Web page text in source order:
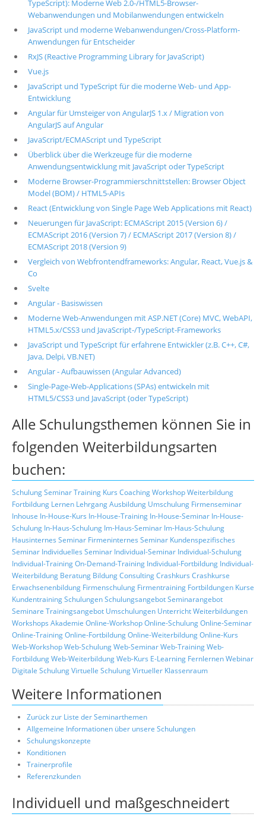
TypeScript): Moderne Web 2.0-/HTML5-Browser-
Webanwendungen und Mobilanwendungen entwickeln
JavaScript und moderne Webanwendungen/Cross-Platform-
Anwendungen für Entscheider
RxJS (Reactive Programming Library for JavaScript)
Vue.js
JavaScript und TypeScript für die moderne Web- und App-
Entwicklung
Angular für Umsteiger von AngularJS 1.x / Migration von
AngularJS auf Angular
JavaScript/ECMAScript und TypeScript
Überblick über die Werkzeuge für die moderne
Anwendungsentwicklung mit JavaScript oder TypeScript
Moderne Browser-Programmierschnittstellen: Browser Object
Model (BOM) / HTML5-APIs
React (Entwicklung von Single Page Web Applications mit React)
Neuerungen für JavaScript: ECMAScript 2015 (Version 6) /
ECMAScript 2016 (Version 7) / ECMAScript 2017 (Version 8) /
ECMAScript 2018 (Version 9)
Vergleich von Webfrontendframeworks: Angular, React, Vue.js &
Co
Svelte
Angular - Basiswissen
Moderne Web-Anwendungen mit ASP.NET (Core) MVC, WebAPI,
HTML5.x/CSS3 und JavaScript-/TypeScript-Frameworks
JavaScript und TypeScript für erfahrene Entwickler (z.B. C++, C#,
Java, Delpi, VB.NET)
Angular - Aufbauwissen (Angular Advanced)
Single-Page-Web-Applications (SPAs) entwickeln mit
HTML5/CSS3 und JavaScript (oder TypeScript)
Alle Schulungsthemen können Sie in
folgenden Weiterbildungsarten
buchen:
SchulungSeminarTraining Kurs CoachingWorkshopWeiterbildung
Fortbildung Lernen LehrgangAusbildung Umschulung Firmenseminar
Inhouse In-House-Kurs In-House-Training In-House-Seminar In-House-
Schulung In-Haus-Schulung Im-Haus-Seminar Im-Haus-Schulung
Hausinternes Seminar Firmeninternes Seminar Kundenspezifisches
Seminar Individuelles Seminar Individual-Seminar Individual-Schulung
Individual-TrainingOn-Demand-Training Individual-Fortbildung Individual-
Weiterbildung Beratung BildungConsultingCrashkurs Crashkurse
Erwachsenenbildung Firmenschulung Firmentraining Fortbildungen Kurse
KundentrainingSchulungenSchulungsangebotSeminarangebot
Seminare Trainingsangebot Umschulungen UnterrichtWeiterbildungen
Workshops Akademie Online-WorkshopOnline-SchulungOnline-Seminar
Online-TrainingOnline-FortbildungOnline-WeiterbildungOnline-Kurs
Web-WorkshopWeb-SchulungWeb-SeminarWeb-TrainingWeb-
FortbildungWeb-WeiterbildungWeb-Kurs E-Learning FernlernenWebinar
Digitale SchulungVirtuelle SchulungVirtueller Klassenraum
Weitere Informationen
Zurück zur Liste der Seminarthemen
Allgemeine Informationen über unsere Schulungen
Schulungskonzepte
Konditionen
Trainerprofile
Referenzkunden
Individuell und maßgeschneidert